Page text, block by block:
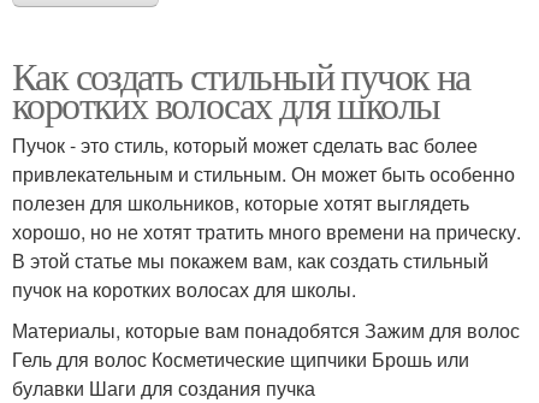
Как создать стильный пучок на
коротких волосах для школы
Пучок - это стиль, который может сделать вас более
привлекательным и стильным. Он может быть особенно
полезен для школьников, которые хотят выглядеть
хорошо, но не хотят тратить много времени на прическу.
В этой статье мы покажем вам, как создать стильный
пучок на коротких волосах для школы.
Материалы, которые вам понадобятся Зажим для волос
Гель для волос Косметические щипчики Брошь или
булавки Шаги для создания пучка